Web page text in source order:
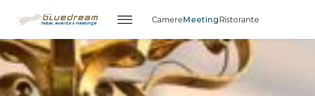
CamereMeetingRistorante